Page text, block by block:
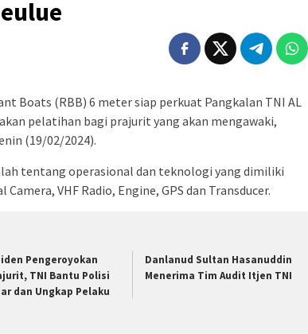
Boats (RBB) 6 meter siap perkuat Pangkalan TNI AL
pelatihan bagi prajurit yang akan mengawaki,
(19/02/2024).
tentang operasional dan teknologi yang dimiliki
VHF Radio, Engine, GPS dan Transducer.
Pengeroyokan
TNI Bantu Polisi
dan Ungkap Pelaku
Danlanud Sultan Hasanuddin
Menerima Tim Audit Itjen TNI